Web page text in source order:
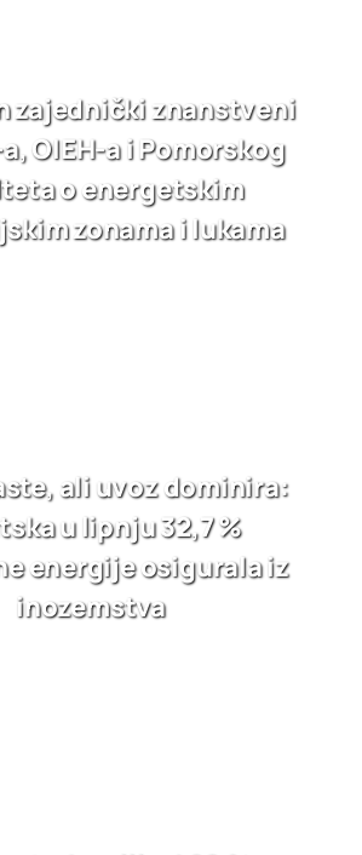
zajednički znanstveni
OIEH-a i Pomorskog
o energetskim
zonama i lukama
ali uvoz dominira:
u lipnju 32,7 %
energije osigurala iz
inozemstva